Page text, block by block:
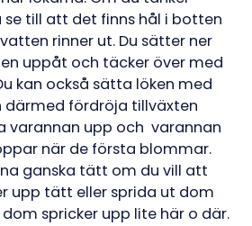
se till att det finns hål i botten
rinner ut. Du sätter ner
uppåt och täcker över med
kan också sätta löken med
fördröja tillväxten
varannan upp och varannan
när de första blommar.
ganska tätt om du vill att
upp tätt eller sprida ut dom
spricker upp lite här o där.